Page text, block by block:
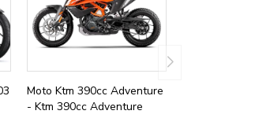
Moto Ktm 390cc Adventure
- Ktm 390cc Adventure